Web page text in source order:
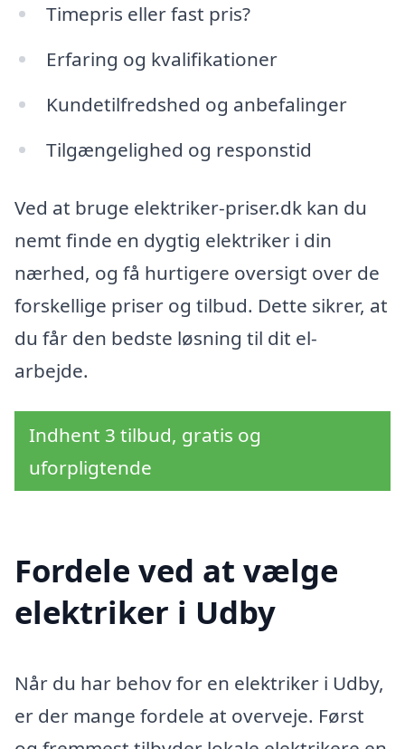
Timepris eller fast pris?
Erfaring og kvalifikationer
Kundetilfredshed og anbefalinger
Tilgængelighed og responstid
Ved at bruge elektriker-priser.dk kan du
nemt finde en dygtig elektriker i din
nærhed, og få hurtigere oversigt over de
forskellige priser og tilbud. Dette sikrer, at
du får den bedste løsning til dit el-
arbejde.
Indhent 3 tilbud, gratis og
uforpligtende
Fordele ved at vælge
elektriker i Udby
Når du har behov for en elektriker i Udby,
er der mange fordele at overveje. Først